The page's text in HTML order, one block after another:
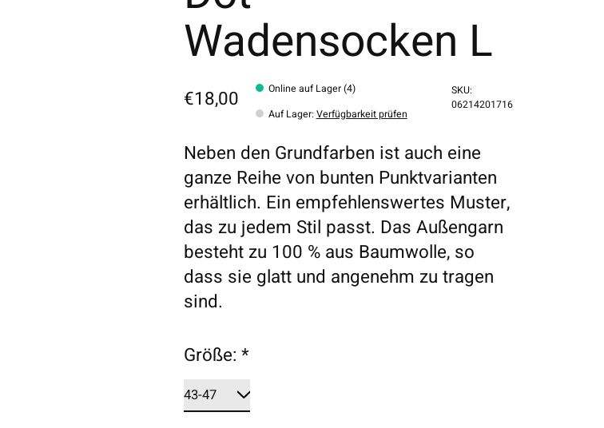
Wadensocken L
€18,00
Online auf Lager (4)
Auf Lager: Verfügbarkeit prüfen
SKU:
06214201716
Neben den Grundfarben ist auch eine
ganze Reihe von bunten Punktvarianten
erhältlich. Ein empfehlenswertes Muster,
das zu jedem Stil passt. Das Außengarn
besteht zu 100 % aus Baumwolle, so
dass sie glatt und angenehm zu tragen
sind.
Größe:*